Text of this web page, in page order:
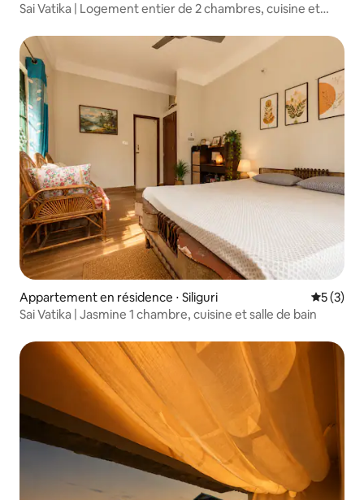
Sai Vatika | Logement entier de 2 chambres, cuisine et
Appartement en résidence ⋅ Siliguri
5 (3)
Sai Vatika | Jasmine 1 chambre, cuisine et salle de bain